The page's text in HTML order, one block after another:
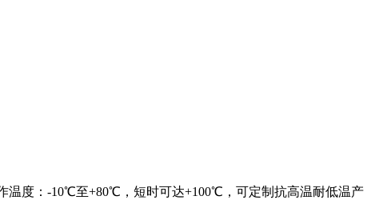
温度：-10℃至+80℃，短时可达+100℃，可定制抗高温耐低温产